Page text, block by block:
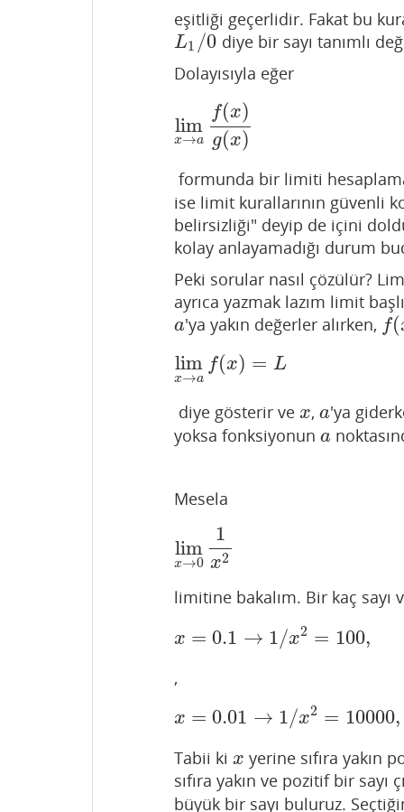
eşitliği geçerlidir. Fakat bu
L1 /0
L1/ 0
diye bir sayı tanımlı
Dolayısıyla eğer
lim
x→a
f(x)
g(x)
limx →af(x)
formunda bir limiti
ise limit kurallarının güvenli
belirsizliği" deyip de içini
kolay anlayamadığı durum
Peki sorular nasıl çözülür?
ayrıca yazmak lazım limit
a
a'ya yakın değerler alırken, f(
f(x)
lim
x→a
f(x) = L
lim x→af x)= L
diye gösterir ve x
x , a
a'ya
yoksa fonksiyonun a
a
Mesela
lim
x→0
1
x2
limx →0
limitine bakalım. Bir kaç sayı
x = 0.1 → 1/x2 = 100,
x=0.1→1 /x2=100
,
x = 0.01 → 1/x2 = 10000,
x =0.01 →1 /x2=
Tabii ki x
x yerine sıfıra yakın
sıfıra yakın ve pozitif bir sayı
büyük bir sayı buluruz.